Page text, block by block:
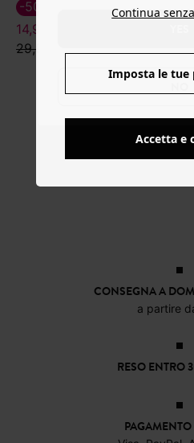
14,99 €
29,99 €
-50% -60%
CONSEGNA A
a partire
RESO ENTRO
Continua
Imposta le tue
Accetta e